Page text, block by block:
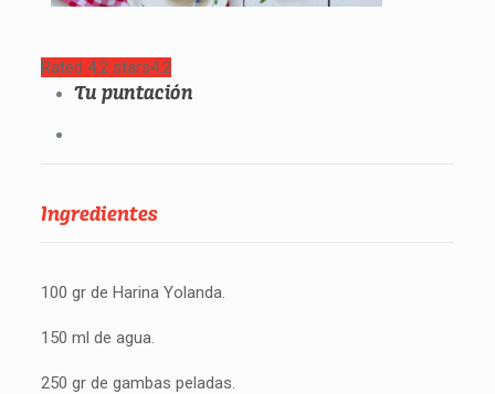
Rated 4.2 stars4.2
Tu puntación
Ingredientes
100 gr de Harina Yolanda.
150 ml de agua.
250 gr de gambas peladas.